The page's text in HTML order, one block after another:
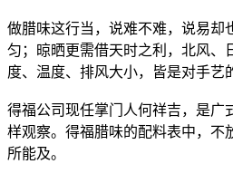
做腊味这行当，说难不难，说易却
匀；晾晒更需借天时之利，北风、
度、温度、排风大小，皆是对手艺
得福公司现任掌门人何祥吉，是广
样观察。得福腊味的配料表中，不
所能及。